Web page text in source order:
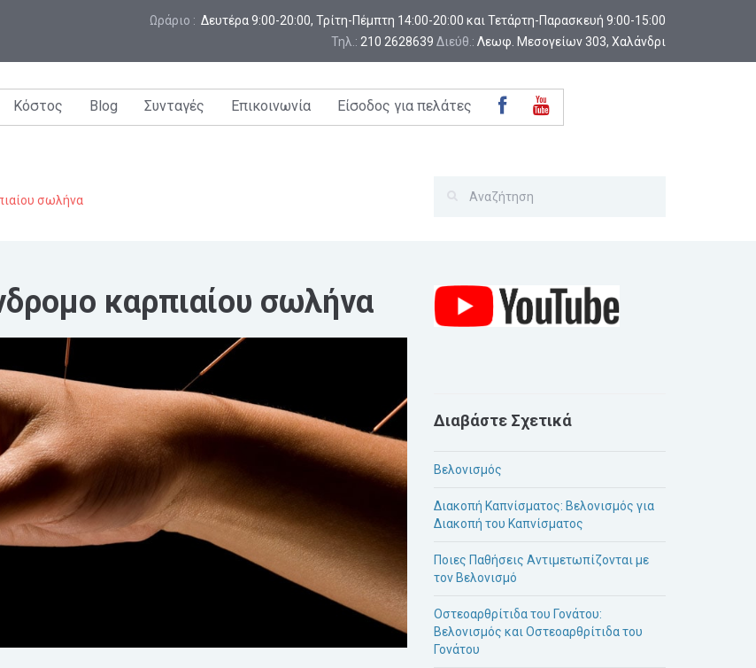
Ωράριο : Δευτέρα 9:00-20:00, Τρίτη-Πέμπτη 14:00-20:00 και Τετάρτη-Παρασκευή 9:00-15:00
Τηλ.: 210 2628639 Διεύθ.: Λεωφ. Μεσογείων 303, Χαλάνδρι
Κόστος Blog Συνταγές Επικοινωνία Είσοδος για πελάτες
σωλήνα
καρπιαίου σωλήνα
Διαβάστε Σχετικά
Βελονισμός
Διακοπή Καπνίσματος: Βελονισμός για
Διακοπή του Καπνίσματος
Ποιες Παθήσεις Αντιμετωπίζονται με
τον Βελονισμό
Οστεοαρθρίτιδα του Γονάτου:
Βελονισμός και Οστεοαρθρίτιδα του
Γονάτου